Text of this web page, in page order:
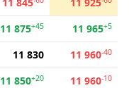
11 875+45 11 965+5
11 830 11 960-40
11 850+20 11 960-10